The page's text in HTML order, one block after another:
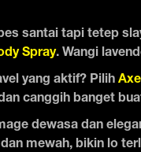
santai tapi tetep
Spray. Wangi
yang aktif? Pilih
canggih banget
dewasa dan
mewah, bikin lo